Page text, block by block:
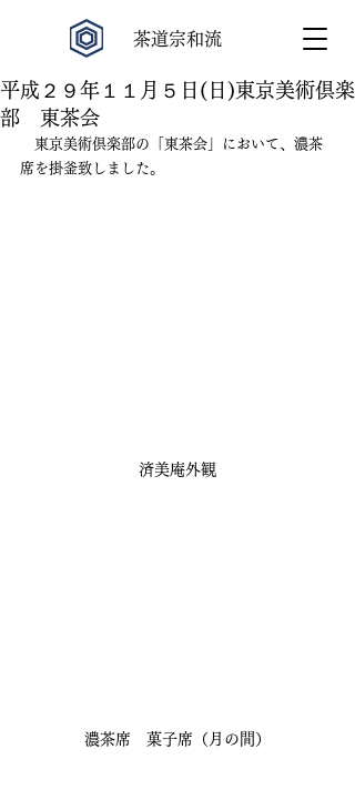
​茶道宗和流
平成２９年１１月５日(日)東京美術倶楽
部 東茶会
東京美術倶楽部の「東茶会」において、濃茶
席を掛釜致しました。
済美庵外観
濃茶席　菓子席（月の間）